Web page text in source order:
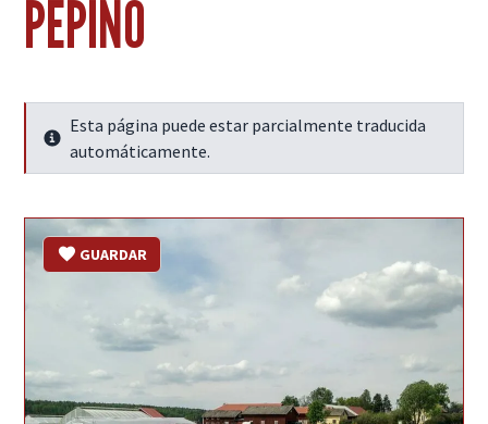
PEPINO
Seguir leyendo
Esta página puede estar parcialmente traducida
automáticamente.
GUARDAR